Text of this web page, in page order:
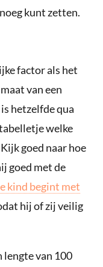
kunt zetten.
factor als het
van een
hetzelfde qua
welke
goed naar hoe
goed met de
kind begint met
hij of zij veilig
van 100